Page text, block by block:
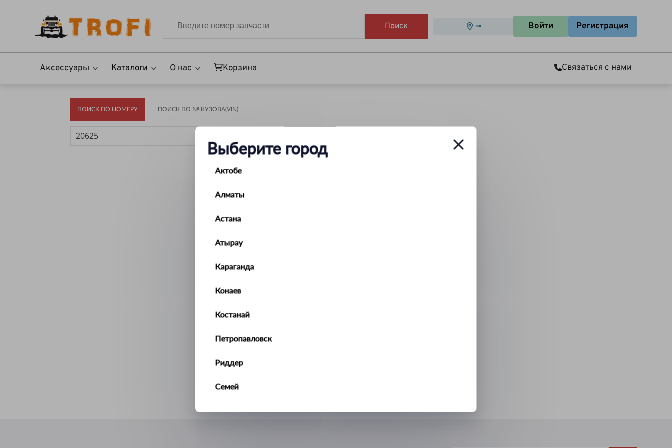
Поиск
Выберите город
Актобе
Алматы
Астана
Атырау
Караганда
Конаев
Костанай
Петропавловск
Риддер
Семей
Талдыкорган
Войти Регистрация
Аксессуары Каталоги О нас Корзина Связаться с нами
ПОИСК ПО НОМЕРУ ПОИСК ПО № КУЗОВА(VIN)